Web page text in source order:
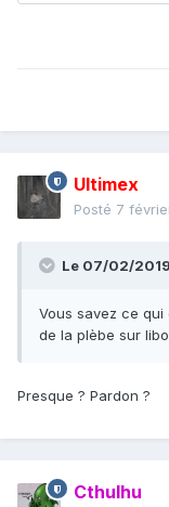
Ultimex
Posté 7
Le 07/02/
Vous savez ce qui
de la plèbe sur
Presque ? Pardon ?
Cthulhu